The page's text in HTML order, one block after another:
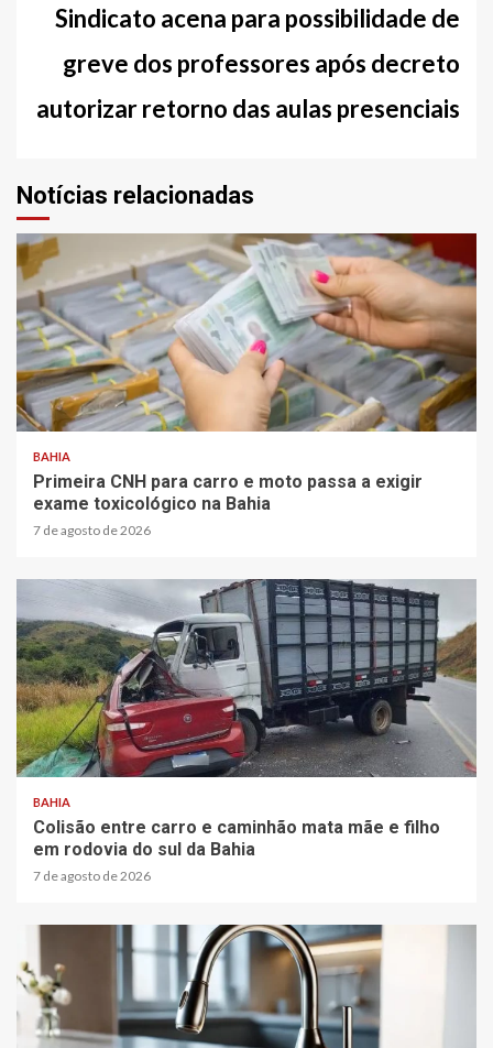
Sindicato acena para possibilidade de
greve dos professores após decreto
autorizar retorno das aulas presenciais
Notícias relacionadas
2 min read
BAHIA
Primeira CNH para carro e moto passa a exigir
exame toxicológico na Bahia
7 de agosto de 2026
2 min read
BAHIA
Colisão entre carro e caminhão mata mãe e filho
em rodovia do sul da Bahia
7 de agosto de 2026